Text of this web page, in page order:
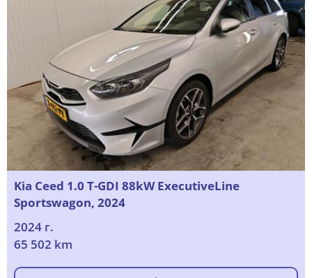
Kia Ceed 1.0 T-GDI 88kW ExecutiveLine
Sportswagon, 2024
2024 г.
65 502 km